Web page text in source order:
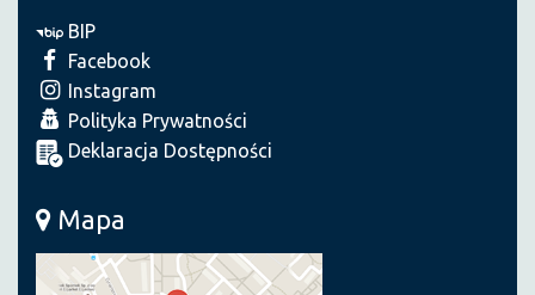
BIP
Facebook
Instagram
Polityka Prywatności
Deklaracja Dostępności
Mapa